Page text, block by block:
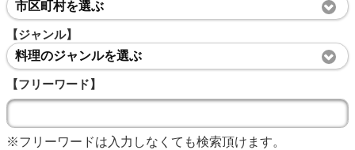
市区町村を選ぶ
【ジャンル】
料理のジャンルを選ぶ
【フリーワード】
※フリーワードは入力しなくても検索頂けます。